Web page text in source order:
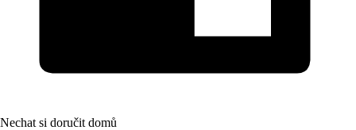
Nechat si doručit domů